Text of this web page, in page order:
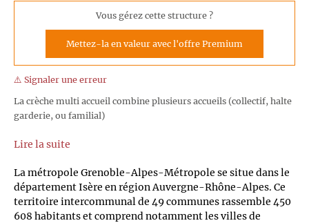
Vous gérez cette structure ?
Mettez-la en valeur avec l'offre Premium
⚠️ Signaler une erreur
La crèche multi accueil combine plusieurs accueils (collectif, halte
garderie, ou familial)
Lire la suite
La métropole Grenoble-Alpes-Métropole se situe dans le
département Isère en région Auvergne-Rhône-Alpes. Ce
territoire intercommunal de 49 communes rassemble 450
608 habitants et comprend notamment les villes de